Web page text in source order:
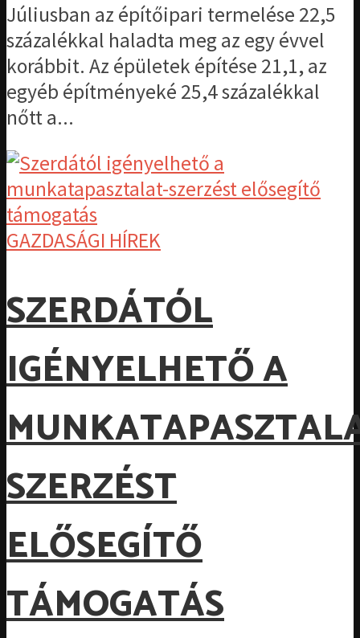
Júliusban az építőipari termelése 22,5
százalékkal haladta meg az egy évvel
korábbit. Az épületek építése 21,1, az
egyéb építményeké 25,4 százalékkal
nőtt a...
GAZDASÁGI HÍREK
SZERDÁTÓL
IGÉNYELHETŐ A
SZERZÉST
ELŐSEGÍTŐ
TÁMOGATÁS